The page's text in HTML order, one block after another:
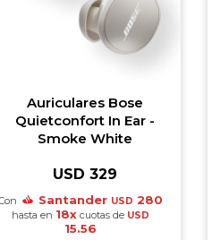
Auriculares Bose
Quietconfort In Ear -
Smoke White
USD 329
Santander USD 280
hasta en 18x cuotas de USD
15.56